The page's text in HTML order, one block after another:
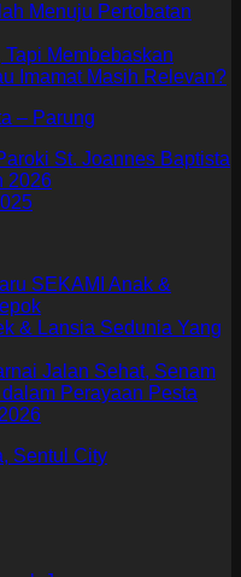
Menuju Pertobatan
Tapi Membebaskan
Imamat Masih Relevan?
– Parung
St. Joannes Baptista
2026
SEKAMI Anak &
& Lansia Sedunia Yang
Jalan Sehat, Senam
Perayaan Pesta
Sentul City